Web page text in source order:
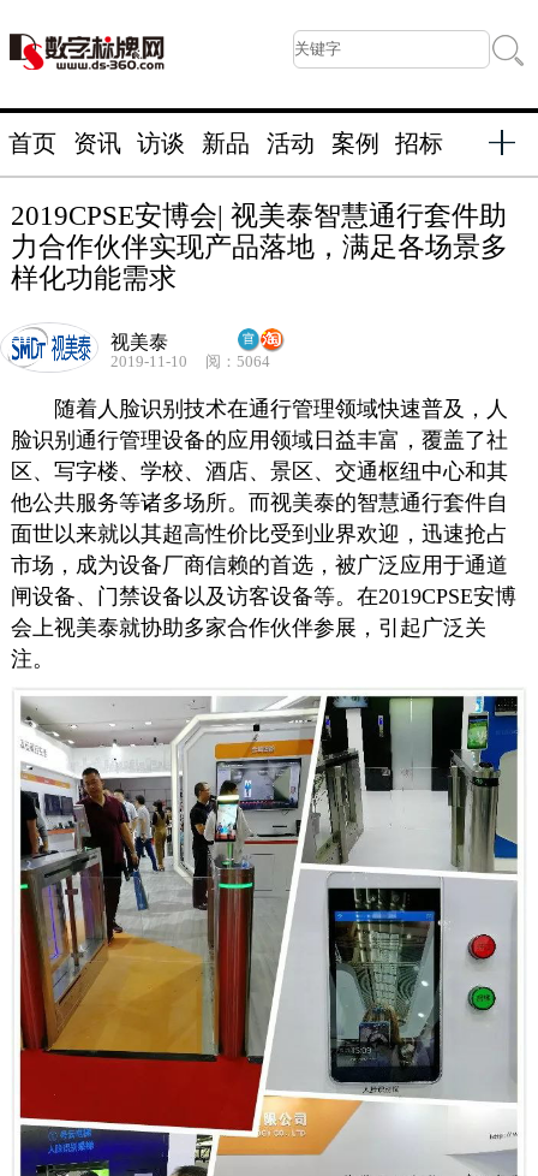
首页 资讯 访谈 新品 活动 案例 招标
2019CPSE安博会| 视美泰智慧通行套件助
力合作伙伴实现产品落地，满足各场景多
样化功能需求
视美泰
2019-11-10 阅：5064
随着人脸识别技术在通行管理领域快速普及，人
脸识别通行管理设备的应用领域日益丰富，覆盖了社
区、写字楼、学校、酒店、景区、交通枢纽中心和其
他公共服务等诸多场所。而视美泰的智慧通行套件自
面世以来就以其超高性价比受到业界欢迎，迅速抢占
市场，成为设备厂商信赖的首选，被广泛应用于通道
闸设备、门禁设备以及访客设备等。在2019CPSE安博
会上视美泰就协助多家合作伙伴参展，引起广泛关
注。